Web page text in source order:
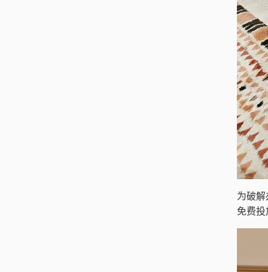
为破
免费